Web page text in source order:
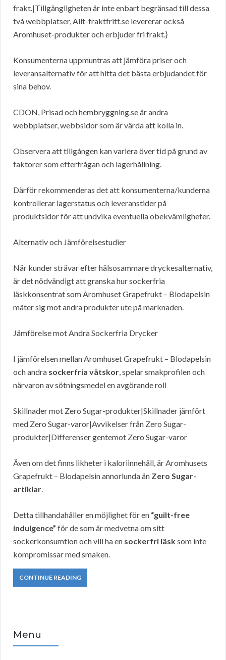
frakt.|Tillgängligheten är inte enbart begränsad till dessa
två webbplatser, Allt-fraktfritt.se levererar också
Aromhuset-produkter och erbjuder fri frakt.}
Konsumenterna uppmuntras att jämföra priser och
leveransalternativ för att hitta det bästa erbjudandet för
sina behov.
CDON, Prisad och hembryggning.se är andra
webbplatser, webbsidor som är värda att kolla in.
Observera att tillgången kan variera över tid på grund av
faktorer som efterfrågan och lagerhållning.
Därför rekommenderas det att konsumenterna/kunderna
kontrollerar lagerstatus och leveranstider på
produktsidor för att undvika eventuella obekvämligheter.
Alternativ och Jämförelsestudier
När kunder strävar efter hälsosammare dryckesalternativ,
är det nödvändigt att granska hur sockerfria
läskkonsentrat som Aromhuset Grapefrukt – Blodapelsin
mäter sig mot andra produkter ute på marknaden.
Jämförelse mot Andra Sockerfria Drycker
I jämförelsen mellan Aromhuset Grapefrukt – Blodapelsin
och andra sockerfria vätskor, spelar smakprofilen och
närvaron av sötningsmedel en avgörande roll
Skillnader mot Zero Sugar-produkter|Skillnader jämfört
med Zero Sugar-varor|Avvikelser från Zero Sugar-
produkter|Differenser gentemot Zero Sugar-varor
Även om det finns likheter i kaloriinnehåll, är Aromhusets
Grapefrukt – Blodapelsin annorlunda än Zero Sugar-
artiklar.
Detta tillhandahåller en möjlighet för en “guilt-free
indulgence” för de som är medvetna om sitt
sockerkonsumtion och vill ha en sockerfri läsksom inte
kompromissar med smaken.
CONTINUE READING
Menu